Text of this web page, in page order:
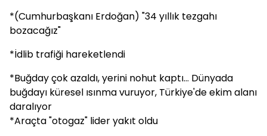
*(Cumhurbaşkanı Erdoğan) "34 yıllık tezgahı
bozacağız"
*İdlib trafiği hareketlendi
*Buğday çok azaldı, yerini nohut kaptı... Dünyada
buğdayı küresel ısınma vuruyor, Türkiye'de ekim alanı
daralıyor
*Araçta "otogaz" lider yakıt oldu